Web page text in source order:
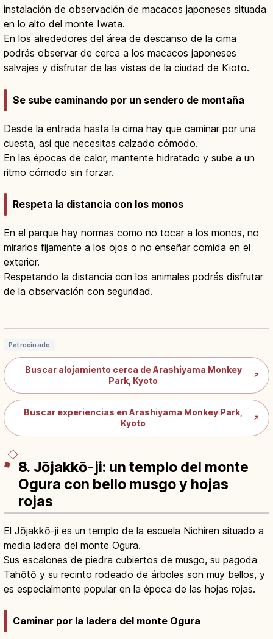
instalación de observación de macacos japoneses situada
en lo alto del monte Iwata.
En los alrededores del área de descanso de la cima
podrás observar de cerca a los macacos japoneses
salvajes y disfrutar de las vistas de la ciudad de Kioto.
Se sube caminando por un sendero de montaña
Desde la entrada hasta la cima hay que caminar por una
cuesta, así que necesitas calzado cómodo.
En las épocas de calor, mantente hidratado y sube a un
ritmo cómodo sin forzar.
Respeta la distancia con los monos
En el parque hay normas como no tocar a los monos, no
mirarlos fijamente a los ojos o no enseñar comida en el
exterior.
Respetando la distancia con los animales podrás disfrutar
de la observación con seguridad.
Arashiyama Monkey Park: 120
Patrocinado
Buscar alojamiento cerca de Arashiyama Monkey
Park, Kyoto
↗
Buscar experiencias en Arashiyama Monkey Park,
Kyoto
↗
8. Jōjakkō-ji: un templo del monte
Ogura con bello musgo y hojas
rojas
El Jōjakkō-ji es un templo de la escuela Nichiren situado a
media ladera del monte Ogura.
Sus escalones de piedra cubiertos de musgo, su pagoda
Tahōtō y su recinto rodeado de árboles son muy bellos, y
es especialmente popular en la época de las hojas rojas.
Caminar por la ladera del monte Ogura